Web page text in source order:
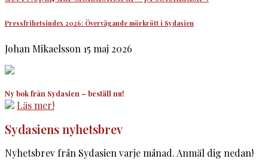
Pressfrihetsindex 2026: Övervägande mörkrött i Sydasien
Johan Mikaelsson 15 maj 2026
Ny bok från Sydasien – beställ nu!
Läs mer!
Sydasiens nyhetsbrev
Nyhetsbrev från Sydasien varje månad. Anmäl dig nedan!